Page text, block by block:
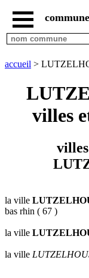
accueil
villes
rhin
commencant
C D E F
J K L M
Z
par
A B C D
H
I J K L M
accueil >
villes
la ville
bas rhin ( 67 )
la ville
la ville